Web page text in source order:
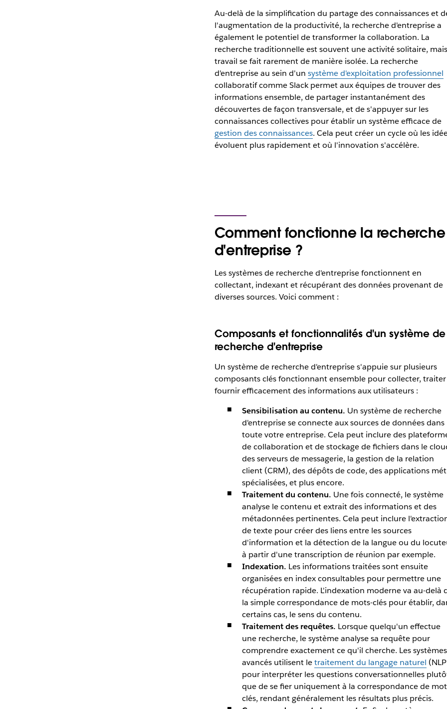
Au-delà de la simplification du partage des connaissances et
l'augmentation de la productivité, la recherche d'entreprise a
également le potentiel de transformer la collaboration. La
recherche traditionnelle est souvent une activité solitaire,
travail se fait rarement de manière isolée. La recherche
d'entreprise au sein d'un système d'exploitation professionnel
collaboratif comme Slack permet aux équipes de trouver des
informations ensemble, de partager instantanément des
découvertes de façon transversale, et de s'appuyer sur les
connaissances collectives pour établir un système efficace de
gestion des connaissances. Cela peut créer un cycle où les
évoluent plus rapidement et où l'innovation s'accélère.
Comment fonctionne la recherche
d'entreprise ?
Les systèmes de recherche d'entreprise fonctionnent en
collectant, indexant et récupérant des données provenant de
diverses sources. Voici comment :
Composants et fonctionnalités d'un système de
recherche d'entreprise
Un système de recherche d'entreprise s'appuie sur plusieurs
composants clés fonctionnant ensemble pour collecter,
fournir efficacement des informations aux utilisateurs :
Sensibilisation au contenu. Un système de recherche
d'entreprise se connecte aux sources de données dans
toute votre entreprise. Cela peut inclure des
de collaboration et de stockage de fichiers dans le
des serveurs de messagerie, la gestion de la relation
client (CRM), des dépôts de code, des applications
spécialisées, et plus encore.
Traitement du contenu. Une fois connecté, le système
analyse le contenu et extrait des informations et des
métadonnées pertinentes. Cela peut inclure
de texte pour créer des liens entre les sources
d'information et la détection de la langue ou du
à partir d'une transcription de réunion par exemple.
Indexation. Les informations traitées sont ensuite
organisées en index consultables pour permettre une
récupération rapide. L'indexation moderne va au-delà
la simple correspondance de mots-clés pour établir,
certains cas, le sens du contenu.
Traitement des requêtes. Lorsque quelqu'un effectue
une recherche, le système analyse sa requête pour
comprendre exactement ce qu'il cherche. Les systèmes
avancés utilisent letraitement du langage naturel
pour interpréter les questions conversationnelles
que de se fier uniquement à la correspondance de
clés, rendant généralement les résultats plus précis.